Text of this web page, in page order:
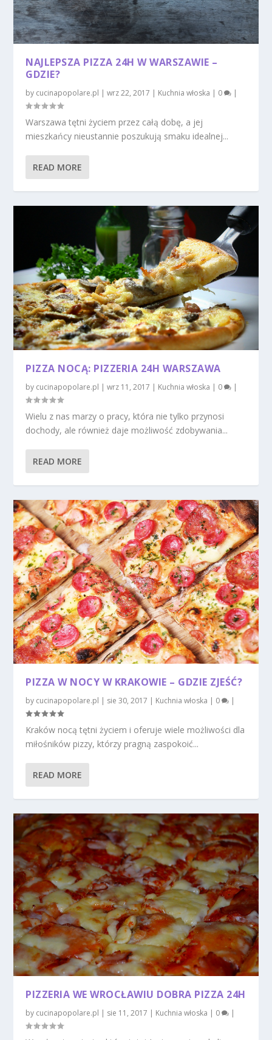
NAJLEPSZA PIZZA 24H W WARSZAWIE –
GDZIE?
by cucinapopolare.pl |wrz 22, 2017 | Kuchnia włoska | 0 |
Warszawa tętni życiem przez całą dobę, a jej
mieszkańcy nieustannie poszukują smaku idealnej...
READ MORE
PIZZA NOCĄ: PIZZERIA 24H WARSZAWA
by cucinapopolare.pl |wrz 11, 2017 | Kuchnia włoska | 0 |
Wielu z nas marzy o pracy, która nie tylko przynosi
dochody, ale również daje możliwość zdobywania...
READ MORE
PIZZA W NOCY W KRAKOWIE – GDZIE ZJEŚĆ?
by cucinapopolare.pl | sie 30, 2017 | Kuchnia włoska | 0 |
Kraków nocą tętni życiem i oferuje wiele możliwości dla
miłośników pizzy, którzy pragną zaspokoić...
READ MORE
PIZZERIA WE WROCŁAWIU DOBRA PIZZA 24H
by cucinapopolare.pl | sie 11, 2017 | Kuchnia włoska | 0 |